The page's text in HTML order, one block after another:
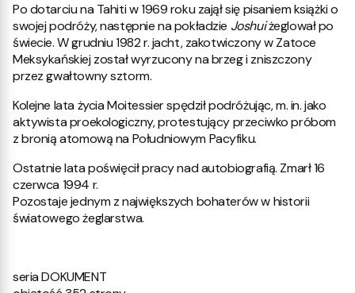
Po dotarciu na Tahiti w 1969 roku zajął się pisaniem książki o
swojej podróży, następnie na pokładzie Joshuiżeglował po
świecie. W grudniu 1982 r. jacht, zakotwiczony w Zatoce
Meksykańskiej został wyrzucony na brzeg i zniszczony
przez gwałtowny sztorm.
Kolejne lata życia Moitessier spędził podróżując, m. in. jako
aktywista proekologiczny, protestujący przeciwko próbom
z bronią atomową na Południowym Pacyfiku.
Ostatnie lata poświęcił pracy nad autobiografią. Zmarł 16
czerwca 1994 r.
Pozostaje jednym z największych bohaterów w historii
światowego żeglarstwa.
seria DOKUMENT